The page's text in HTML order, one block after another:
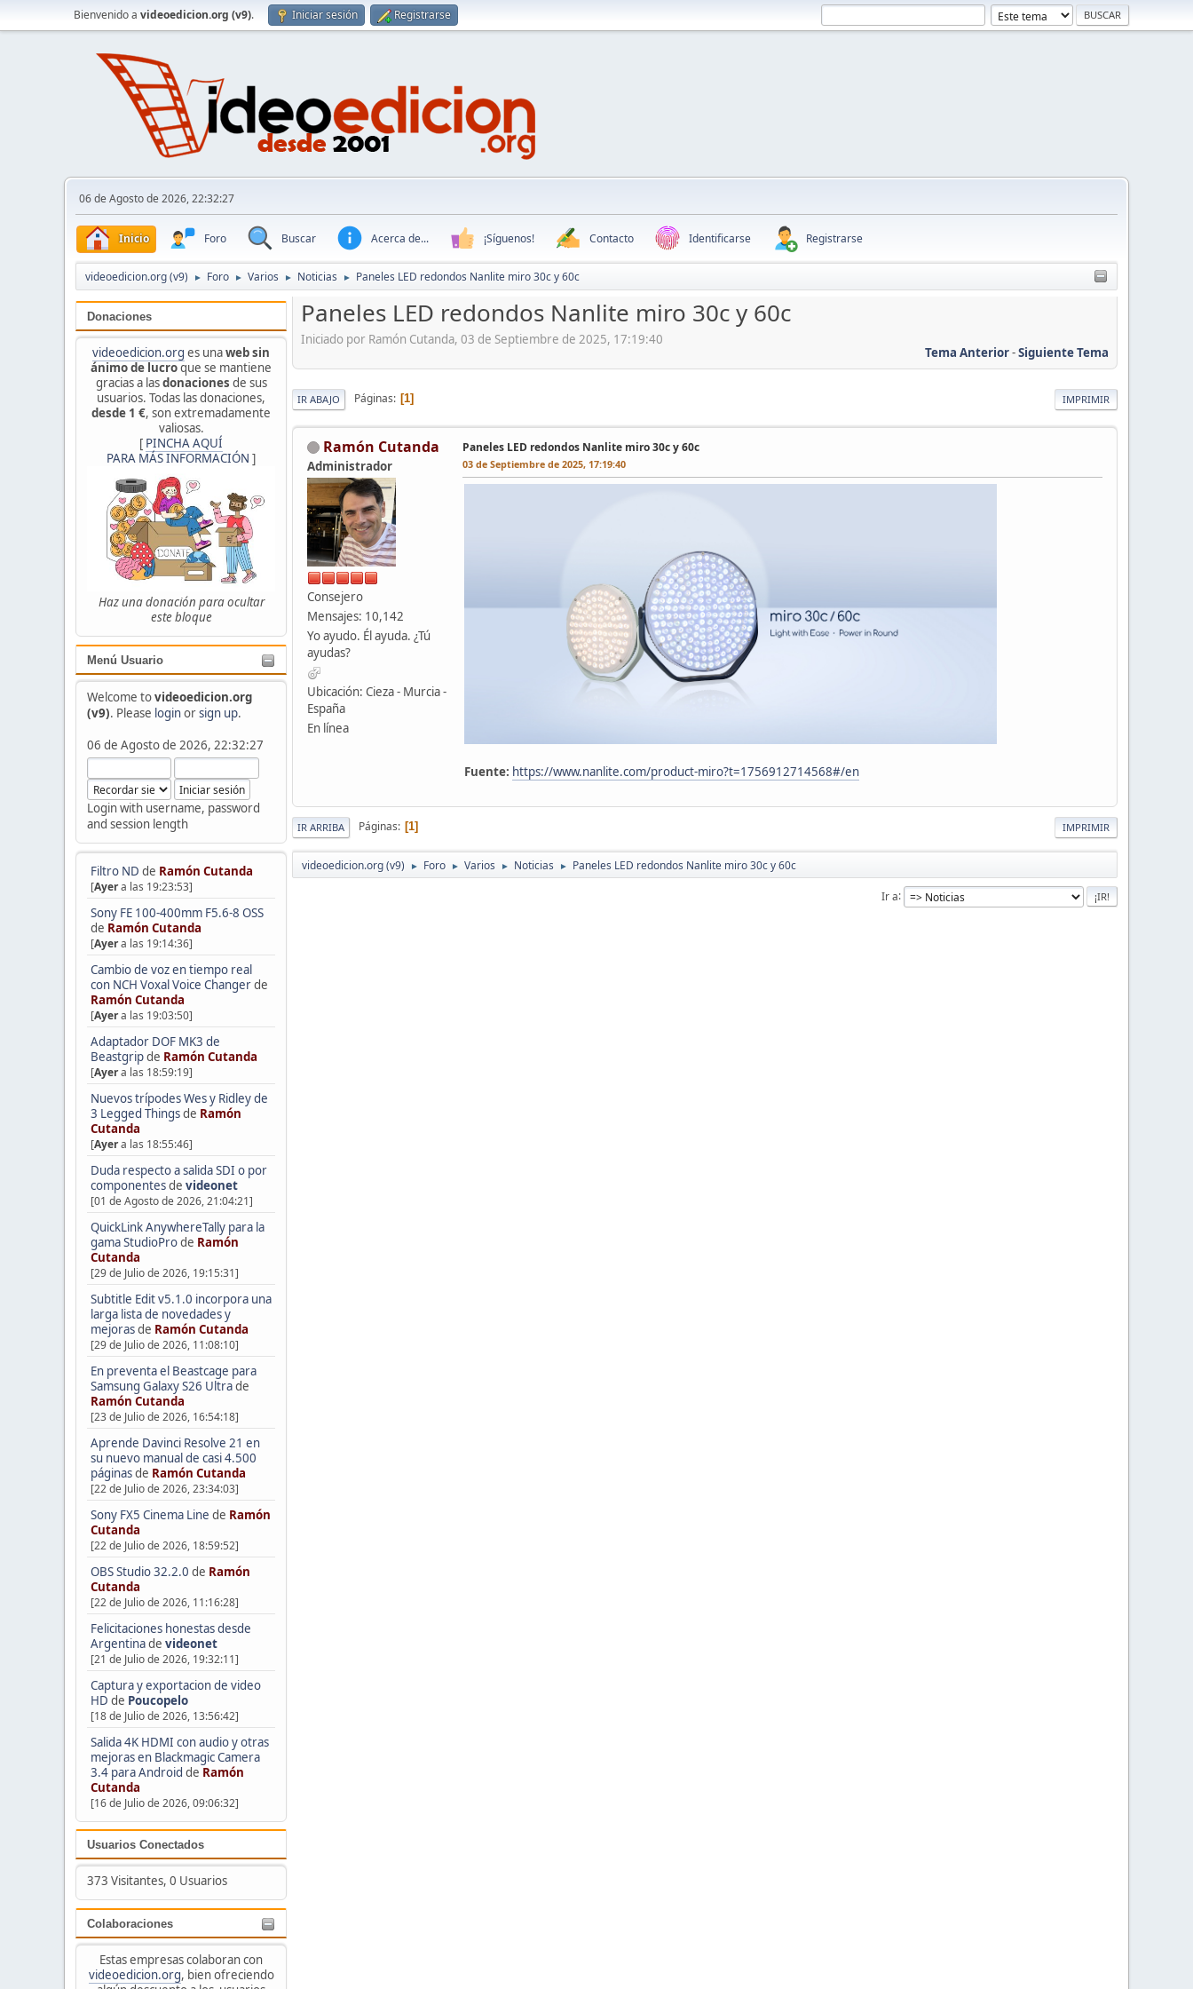
Bienvenido a videoedicion.org (v9). Iniciar sesión Registrarse
06 de Agosto de 2026, 22:32:27
Inicio Foro Buscar Acerca de... ¡Síguenos! Contacto Identificarse Registrarse
videoedicion.org (v9) ► Foro ► Varios ► Noticias ► Paneles LED redondos Nanlite miro 30c y 60c
Donaciones
videoedicion.org es unaweb sin
ánimo de lucroque se mantiene
gracias a lasdonaciones de sus
usuarios. Todas las donaciones,
desde 1 €, son extremadamente
valiosas.
[ PINCHA AQUÍ
PARA MÁS INFORMACIÓN ]
Haz una donación para ocultar
este bloque
Menú Usuario
Welcome tovideoedicion.org
(v9). Please loginorsign up.
06 de Agosto de 2026, 22:32:27
Login with username, password
and session length
Filtro ND de Ramón Cutanda
[Ayera las 19:23:53]
Sony FE 100-400mm F5.6-8 OSS
de Ramón Cutanda
[Ayera las 19:14:36]
Cambio de voz en tiempo real
con NCH Voxal Voice Changerde
Ramón Cutanda
[Ayera las 19:03:50]
Adaptador DOF MK3 de
Beastgripde Ramón Cutanda
[Ayera las 18:59:19]
Nuevos trípodes Wes y Ridley de
3 Legged Thingsde Ramón
Cutanda
[Ayera las 18:55:46]
Duda respecto a salida SDI o por
componentesde videonet
[01 de Agosto de 2026, 21:04:21]
QuickLink AnywhereTally para la
gama StudioProde Ramón
Cutanda
[29 de Julio de 2026, 19:15:31]
Subtitle Edit v5.1.0 incorpora una
larga lista de novedades y
mejorasde Ramón Cutanda
[29 de Julio de 2026, 11:08:10]
En preventa el Beastcage para
Samsung Galaxy S26 Ultrade
Ramón Cutanda
[23 de Julio de 2026, 16:54:18]
Aprende Davinci Resolve 21 en
su nuevo manual de casi 4.500
páginasde Ramón Cutanda
[22 de Julio de 2026, 23:34:03]
Sony FX5 Cinema Line de Ramón
Cutanda
[22 de Julio de 2026, 18:59:52]
OBS Studio 32.2.0 de Ramón
Cutanda
[22 de Julio de 2026, 11:16:28]
Felicitaciones honestas desde
Argentinade videonet
[21 de Julio de 2026, 19:32:11]
Captura y exportacion de video
HD de Poucopelo
[18 de Julio de 2026, 13:56:42]
Salida 4K HDMI con audio y otras
mejoras en Blackmagic Camera
3.4 para Android de Ramón
Cutanda
[16 de Julio de 2026, 09:06:32]
Usuarios Conectados
373 Visitantes, 0 Usuarios
Colaboraciones
Estas empresas colaboran con
videoedicion.org, bien ofreciendo
Paneles LED redondos Nanlite miro 30c y 60c
Iniciado por Ramón Cutanda, 03 de Septiembre de 2025, 17:19:40
Tema Anterior-Siguiente Tema
IMPRIMIR
IR ABAJO Páginas 1
Ramón Cutanda
Administrador
Consejero
Mensajes: 10,142
Yo ayudo. Él ayuda. ¿Tú
ayudas?
Ubicación: Cieza - Murcia -
España
En línea
Paneles LED redondos Nanlite miro 30c y 60c
03 de Septiembre de 2025, 17:19:40
Fuente: https://www.nanlite.com/product-miro?t=1756912714568#/en
IMPRIMIR
IR ARRIBA Páginas 1
videoedicion.org (v9) ► Foro ► Varios ► Noticias ► Paneles LED redondos Nanlite miro 30c y 60c
Ir a